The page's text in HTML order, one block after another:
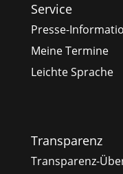
Service
Presse-
Meine Termine
Leichte Sprache
Transparenz
Transparenz-